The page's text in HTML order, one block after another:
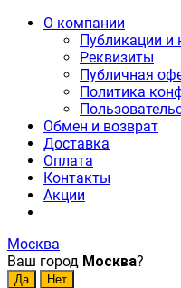
О компании
Публикации и
Реквизиты
Публичная
Политика
Обмен и возврат
Доставка
Оплата
Контакты
Акции
Москва
Ваш город Москва?